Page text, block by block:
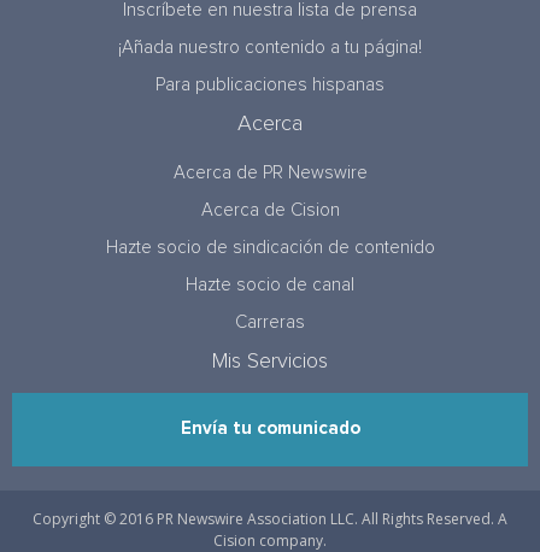
Inscríbete en nuestra lista de prensa
¡Añada nuestro contenido a tu página!
Para publicaciones hispanas
Acerca
Acerca de PR Newswire
Acerca de Cision
Hazte socio de sindicación de contenido
Hazte socio de canal
Carreras
Mis Servicios
Envía tu comunicado
Copyright © 2016 PR Newswire Association LLC. All Rights Reserved. A
Cision company.